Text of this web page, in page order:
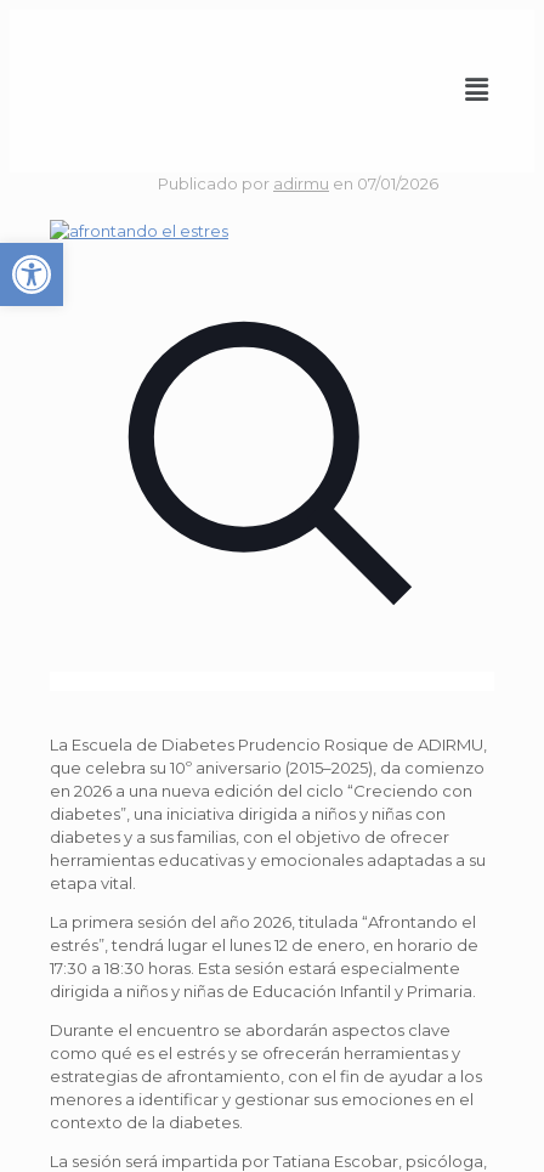
Publicado por adirmu en 07/01/2026
La Escuela de Diabetes Prudencio Rosique de ADIRMU,
que celebra su 10º aniversario (2015–2025), da comienzo
en 2026 a una nueva edición del ciclo “Creciendo con
diabetes”, una iniciativa dirigida a niños y niñas con
diabetes y a sus familias, con el objetivo de ofrecer
herramientas educativas y emocionales adaptadas a su
etapa vital.
La primera sesión del año 2026, titulada “Afrontando el
estrés”, tendrá lugar el lunes 12 de enero, en horario de
17:30 a 18:30 horas. Esta sesión estará especialmente
dirigida a niños y niñas de Educación Infantil y Primaria.
Durante el encuentro se abordarán aspectos clave
como qué es el estrés y se ofrecerán herramientas y
estrategias de afrontamiento, con el fin de ayudar a los
menores a identificar y gestionar sus emociones en el
contexto de la diabetes.
La sesión será impartida por Tatiana Escobar, psicóloga,
Abrir barra de